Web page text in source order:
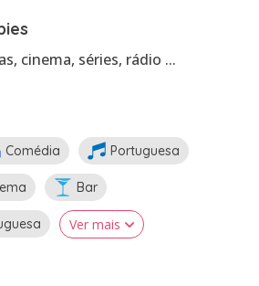
cinema, séries, rádio ...
Comédia Portuguesa
Bar
Ver mais